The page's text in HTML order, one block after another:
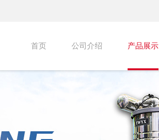
首页 公司介绍 产品展示